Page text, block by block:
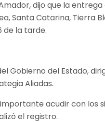
dijo que la
Santa Catarina, Tierra
de la tarde.
Gobierno del Estado,
Aliadas.
acudir con los
el registro.